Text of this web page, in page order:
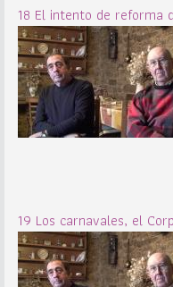
18 El intento de reforma
19 Los carnavales, el